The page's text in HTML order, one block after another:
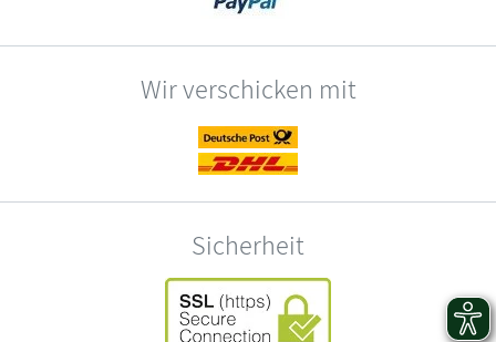
Wir verschicken mit
Sicherheit